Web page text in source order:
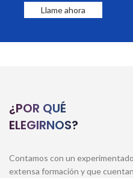
Llame ahora
¿POR QUÉ
ELEGIRNOS?
Contamos con un
extensa formación y que